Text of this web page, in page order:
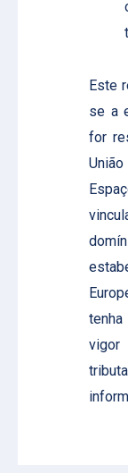
Este
se a
for
vigor